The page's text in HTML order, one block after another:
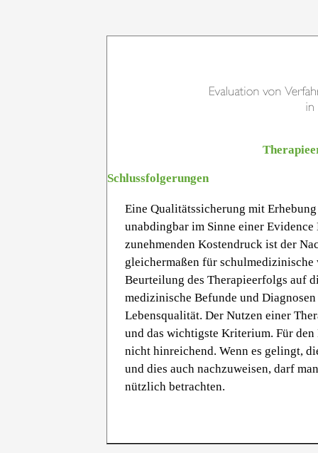
Schlussfolgerungen
Eine Qualitätssicherung mit
unabdingbar im Sinne einer
zunehmenden Kostendruck ist der
gleichermaßen für
Beurteilung des Therapieerfolgs auf
medizinische Befunde und
Lebensqualität. Der Nutzen einer
und das wichtigste Kriterium. Für
nicht hinreichend. Wenn es gelingt,
und dies auch nachzuweisen, darf
nützlich betrachten.